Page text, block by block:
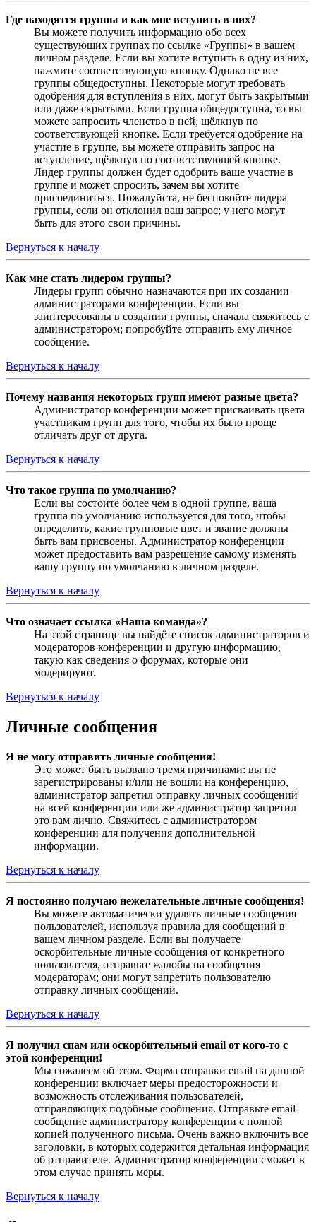
Где находятся группы и как мне вступить в них?
Вы можете получить информацию обо всех
существующих группах по ссылке «Группы» в вашем
личном разделе. Если вы хотите вступить в одну из них,
нажмите соответствующую кнопку. Однако не все
группы общедоступны. Некоторые могут требовать
одобрения для вступления в них, могут быть закрытыми
или даже скрытыми. Если группа общедоступна, то вы
можете запросить членство в ней, щёлкнув по
соответствующей кнопке. Если требуется одобрение на
участие в группе, вы можете отправить запрос на
вступление, щёлкнув по соответствующей кнопке.
Лидер группы должен будет одобрить ваше участие в
группе и может спросить, зачем вы хотите
присоединиться. Пожалуйста, не беспокойте лидера
группы, если он отклонил ваш запрос; у него могут
быть для этого свои причины.
Вернуться к началу
Как мне стать лидером группы?
Лидеры групп обычно назначаются при их создании
администраторами конференции. Если вы
заинтересованы в создании группы, сначала свяжитесь с
администратором; попробуйте отправить ему личное
сообщение.
Вернуться к началу
Почему названия некоторых групп имеют разные цвета?
Администратор конференции может присваивать цвета
участникам групп для того, чтобы их было проще
отличать друг от друга.
Вернуться к началу
Что такое группа по умолчанию?
Если вы состоите более чем в одной группе, ваша
группа по умолчанию используется для того, чтобы
определить, какие групповые цвет и звание должны
быть вам присвоены. Администратор конференции
может предоставить вам разрешение самому изменять
вашу группу по умолчанию в личном разделе.
Вернуться к началу
Что означает ссылка «Наша команда»?
На этой странице вы найдёте список администраторов и
модераторов конференции и другую информацию,
такую как сведения о форумах, которые они
модерируют.
Вернуться к началу
Личные сообщения
Я не могу отправить личные сообщения!
Это может быть вызвано тремя причинами: вы не
зарегистрированы и/или не вошли на конференцию,
администратор запретил отправку личных сообщений
на всей конференции или же администратор запретил
это вам лично. Свяжитесь с администратором
конференции для получения дополнительной
информации.
Вернуться к началу
Я постоянно получаю нежелательные личные сообщения!
Вы можете автоматически удалять личные сообщения
пользователей, используя правила для сообщений в
вашем личном разделе. Если вы получаете
оскорбительные личные сообщения от конкретного
пользователя, отправьте жалобы на сообщения
модераторам; они могут запретить пользователю
отправку личных сообщений.
Вернуться к началу
Я получил спам или оскорбительный email от кого-то с
этой конференции!
Мы сожалеем об этом. Форма отправки email на данной
конференции включает меры предосторожности и
возможность отслеживания пользователей,
отправляющих подобные сообщения. Отправьте email-
сообщение администратору конференции с полной
копией полученного письма. Очень важно включить все
заголовки, в которых содержится детальная информация
об отправителе. Администратор конференции сможет в
этом случае принять меры.
Вернуться к началу